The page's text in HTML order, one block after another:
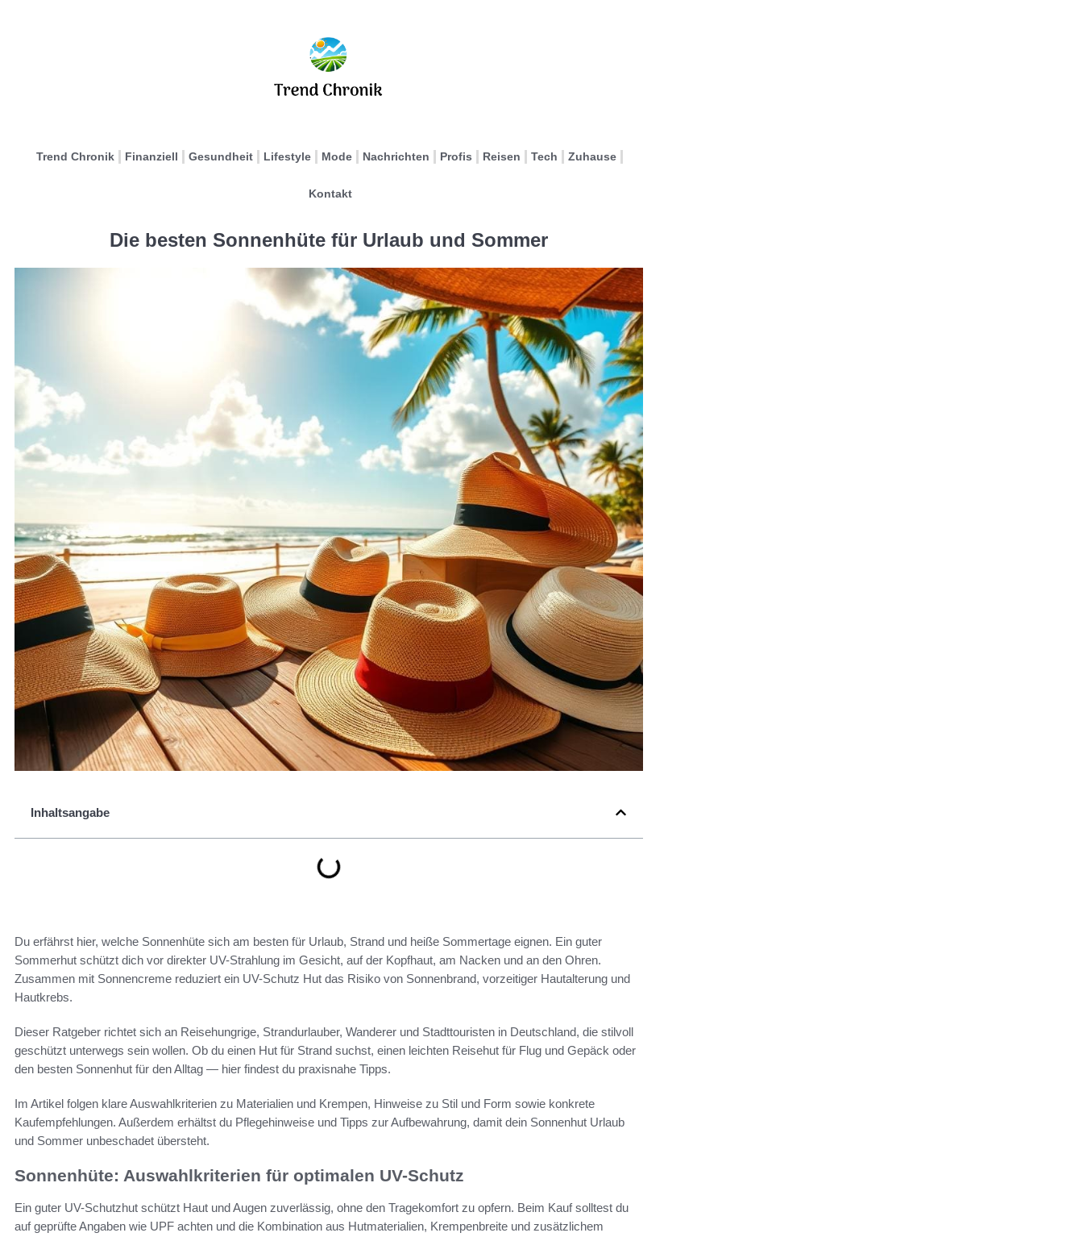
Trend Chronik Finanziell Gesundheit Lifestyle Mode Nachrichten Profis Reisen Tech Zuhause
Kontakt
Die besten Sonnenhüte für Urlaub und Sommer
Inhaltsangabe
Du erfährst hier, welche Sonnenhüte sich am besten für Urlaub, Strand und heiße Sommertage eignen. Ein guter
Sommerhut schützt dich vor direkter UV-Strahlung im Gesicht, auf der Kopfhaut, am Nacken und an den Ohren.
Zusammen mit Sonnencreme reduziert ein UV-Schutz Hut das Risiko von Sonnenbrand, vorzeitiger Hautalterung und
Hautkrebs.
Dieser Ratgeber richtet sich an Reisehungrige, Strandurlauber, Wanderer und Stadttouristen in Deutschland, die stilvoll
geschützt unterwegs sein wollen. Ob du einen Hut für Strand suchst, einen leichten Reisehut für Flug und Gepäck oder
den besten Sonnenhut für den Alltag — hier findest du praxisnahe Tipps.
Im Artikel folgen klare Auswahlkriterien zu Materialien und Krempen, Hinweise zu Stil und Form sowie konkrete
Kaufempfehlungen. Außerdem erhältst du Pflegehinweise und Tipps zur Aufbewahrung, damit dein Sonnenhut Urlaub
und Sommer unbeschadet übersteht.
Sonnenhüte: Auswahlkriterien für optimalen UV-Schutz
Ein guter UV-Schutzhut schützt Haut und Augen zuverlässig, ohne den Tragekomfort zu opfern. Beim Kauf solltest du
auf geprüfte Angaben wie UPF achten und die Kombination aus Hutmaterialien, Krempenbreite und zusätzlichem